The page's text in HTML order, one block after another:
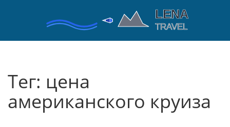
Тег: цена
американского круиза